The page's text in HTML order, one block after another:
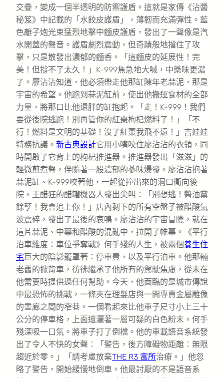
交疊，變成一個半透明的防禦護盾。這就是家傳《沾醬
秘笈》中記載的「水餃皮護盾」，薄韌而充滿彈性。藍
色離子炮光束猛烈地擊中麵皮護盾，發出了一聲像是汽
水開蓋的聲音。護盾劇烈震動，但奇蹟般地擋住了攻
擊，只是散發出濃郁的麵香。「這麵皮的延展性！完
美！但撐不了太久！」K-999焦急地大喊，中藥味更濃
了。廖沾沾知道，他必須帶走他那缸陳年老蒜泥，那是
宇宙的希望。他跑到蒜泥缸前，使出他搬運食材的全部
力量，將那口比他還胖的缸抱起。「走！K-999！我們
要從後院逃跑！別再管你的紅棗枸杞燃料了！」「不
行！燃料是文明的基礎！沒了紅棗我飛不遠！」吉娃娃
特務抗議。 新古典設計它用小嘴咬住廖沾沾的衣領，同
時開啟了它背上的枸杞推進器。推進器發出「滋滋」的
輕微煎煮聲，伴隨著一股濃郁的蔘味爆發。廖沾沾抱著
蒜泥缸、K-999咬著他，一起從撞出來的洞口衝向後
院。王醋狂的醋罐機器人發出尖叫：「別想逃！醬油黨
餘孽！我會追上你！」店內剩下的所有空盤子被醋酸氣
波震碎，發出了最後的哀鳴。廖沾沾的宇宙冒險，就在
這片蒜泥、中藥和醋酸的混亂中，拉開了帷幕。《平行
泊車維度：車位爭奪戰》何手殘的人生，被兩個養生住
宅巨大的陰影籠罩著：停車費，以及平行泊車。他那輛
老舊的掀背車，彷彿繼承了他所有的駕駛焦慮，從未在
他需要時提供過任何幫助。今天，他面臨的是城市傳說
中最恐怖的挑戰，一條夾在理髮店與一間專賣金屬雕像
的畫廊之間的窄巷。一個看起來比他車子尺寸小上三十
公分的停車格，上面還灑著一層可疑的白色粉末。何手
殘深吸一口氣。將車子打了倒檔。他的車載語音系統發
出了令人不快的女聲：「警告，後方障礙物距離：無限
趨近於零。」「請考慮放棄THE R3 寓所治療。」他忽
略了警告，開始緩慢地倒車。他最討厭的不是語音系